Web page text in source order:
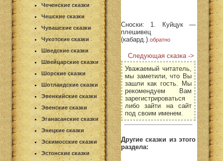
Чеченские сказки
Чешские сказки
Чувашские сказки
Чукотские сказки
Шведские сказки
Швейцарские сказки
Шорские сказки
Шотландские сказки
Эвенкийские сказки
Эвенские сказки
Эганасанские сказки
Энецкие сказки
Эскимосские сказки
Эстонские сказки
Сноски: 1. Куйцук —
плешивец
(кабард.).обратно
Следующая сказка ->
Уважаемый читатель,
мы заметили, что Вы
зашли как гость. Мы
рекомендуем Вам
зарегистрироваться
либо зайти на сайт
под своим именем.
Другие сказки из этого
раздела: